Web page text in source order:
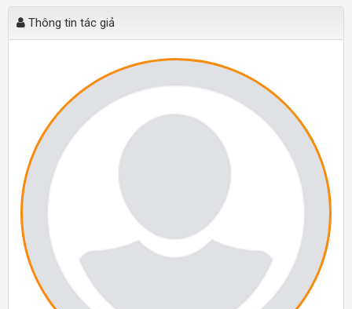
Thông tin tác giả